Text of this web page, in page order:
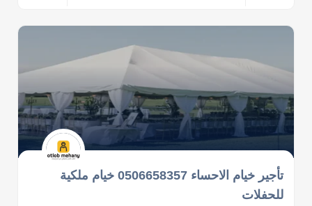
تأجير خيام الاحساء 0506658357 خيام ملكية
للحفلات